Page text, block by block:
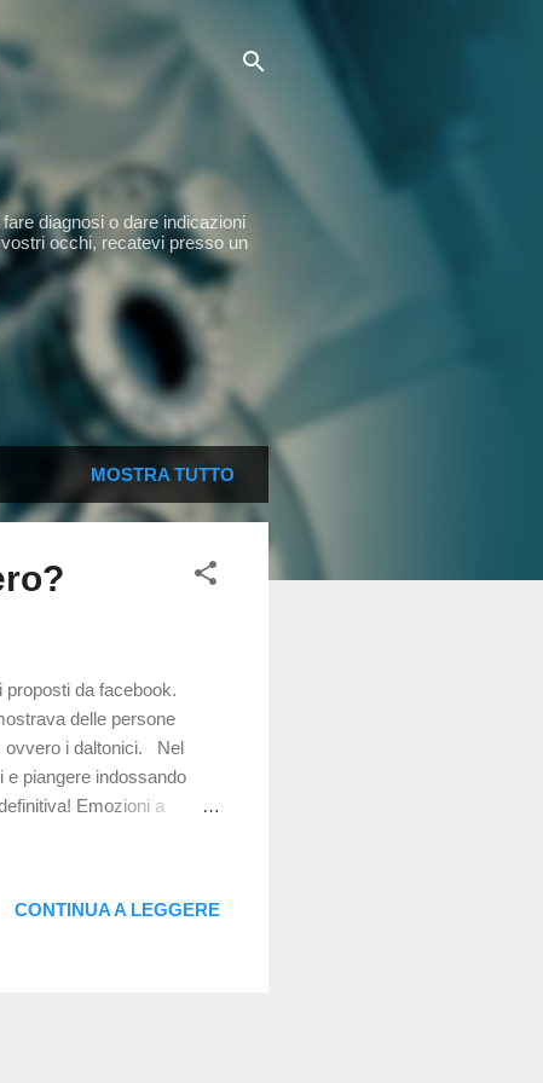
diagnosi o dare indicazioni
occhi, recatevi presso un
MOSTRA TUTTO
da facebook.
delle persone
ovvero i daltonici. Nel
piangere indossando
Emozioni a
comprensione delle
di percepire i
CONTINUA A LEGGERE